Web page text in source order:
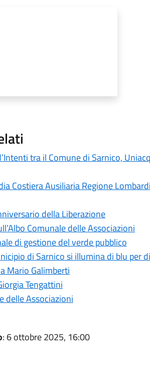
tra il Comune di Sarnico,
Costiera Ausiliaria Regione
della Liberazione
Comunale delle Associazioni
di gestione del verde pubblico
di Sarnico si illumina di blu per
Mario Galimberti
Tengattini
delle Associazioni
: 6 ottobre 2025, 16:00